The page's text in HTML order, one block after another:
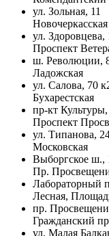
ул. Зольная, 11
Новочеркасская
ул. Здоровцева,
Проспект
ш. Революции,
Ладожская
ул. Салова, 70
Бухарестская
пр-кт
Проспект
ул. Типанова,
Московская
Выборгское ш.,
Пр.
Лабораторный
Лесная,
пр.
Гражданский
ул. Малая